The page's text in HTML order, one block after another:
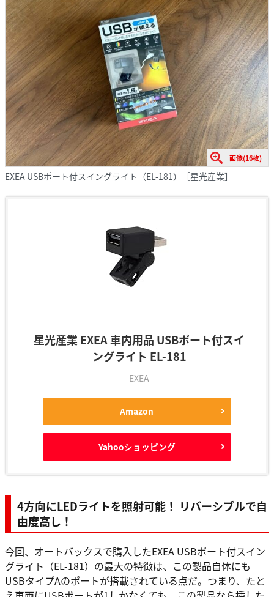
画像(16枚)
EXEA USBポート付スイングライト（EL-181）［星光産業］
星光産業 EXEA 車内用品 USBポート付スイ
ングライト EL-181
EXEA
Amazon
Yahooショッピング
4方向にLEDライトを照射可能！ リバーシブルで自
由度高し！
今回、オートバックスで購入したEXEA USBポート付スイン
グライト（EL-181）の最大の特徴は、この製品自体にも
USBタイプAのポートが搭載されている点だ。つまり、たと